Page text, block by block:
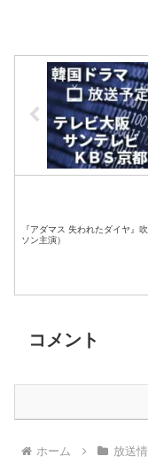
『アダマス 失われたダイヤ』
ソン主演）
コメント
ホーム 放送